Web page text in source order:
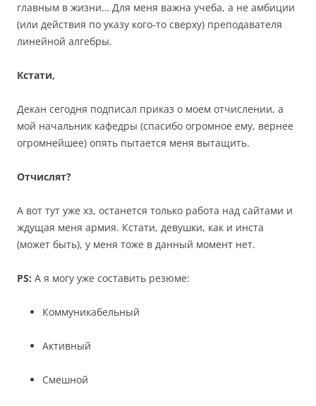
главным в жизни… Для меня важна учеба, а не амбиции
(или действия по указу кого-то сверху) преподавателя
линейной алгебры.
Кстати,
Декан сегодня подписал приказ о моем отчислении, а
мой начальник кафедры (спасибо огромное ему, вернее
огромнейшее) опять пытается меня вытащить.
Отчислят?
А вот тут уже хз, останется только работа над сайтами и
ждущая меня армия. Кстати, девушки, как и инста
(может быть), у меня тоже в данный момент нет.
PS: А я могу уже составить резюме:
Коммуникабельный
Активный
Смешной